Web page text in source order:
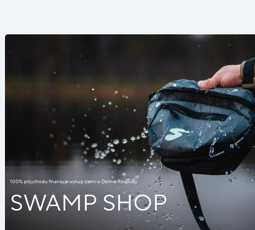
100% przychodu finansuje wykup ziemi w Dolinie Rospudy
SWAMP SHOP